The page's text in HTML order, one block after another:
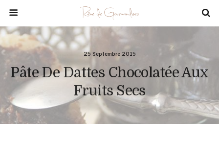
25 Septembre 2015
Pâte De Dattes Chocolatée Aux
Fruits Secs